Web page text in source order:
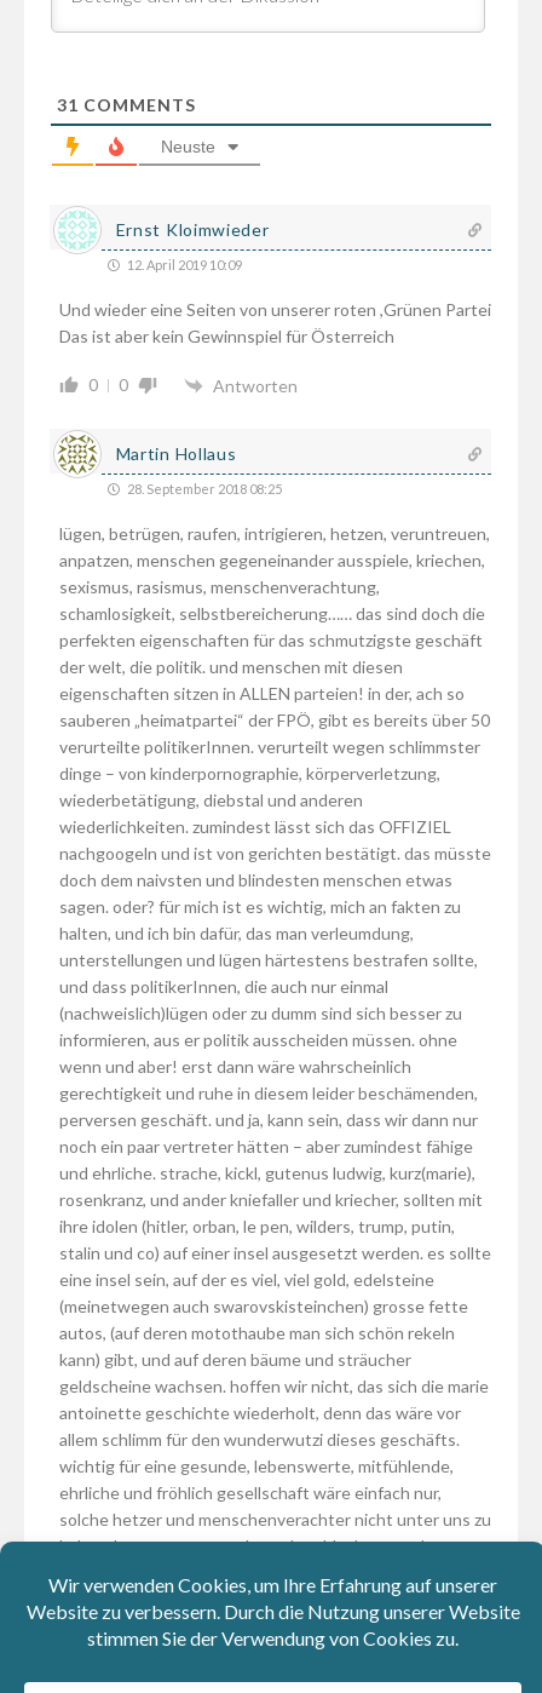
31 COMMENTS
Neuste
Ernst Kloimwieder
12. April 2019 10:09
Und wieder eine Seiten von unserer roten ,Grünen Partei
Das ist aber kein Gewinnspiel für Österreich
0 0 Antworten
Martin Hollaus
28. September 2018 08:25
lügen, betrügen, raufen, intrigieren, hetzen, veruntreuen,
anpatzen, menschen gegeneinander ausspiele, kriechen,
sexismus, rasismus, menschenverachtung,
schamlosigkeit, selbstbereicherung…… das sind doch die
perfekten eigenschaften für das schmutzigste geschäft
der welt, die politik. und menschen mit diesen
eigenschaften sitzen in ALLEN parteien! in der, ach so
sauberen „heimatpartei“ der FPÖ, gibt es bereits über 50
verurteilte politikerInnen. verurteilt wegen schlimmster
dinge – von kinderpornographie, körperverletzung,
wiederbetätigung, diebstal und anderen
wiederlichkeiten. zumindest lässt sich das OFFIZIEL
nachgoogeln und ist von gerichten bestätigt. das müsste
doch dem naivsten und blindesten menschen etwas
sagen. oder? für mich ist es wichtig, mich an fakten zu
halten, und ich bin dafür, das man verleumdung,
unterstellungen und lügen härtestens bestrafen sollte,
und dass politikerInnen, die auch nur einmal
(nachweislich)lügen oder zu dumm sind sich besser zu
informieren, aus er politik ausscheiden müssen. ohne
wenn und aber! erst dann wäre wahrscheinlich
gerechtigkeit und ruhe in diesem leider beschämenden,
perversen geschäft. und ja, kann sein, dass wir dann nur
noch ein paar vertreter hätten – aber zumindest fähige
und ehrliche. strache, kickl, gutenus ludwig, kurz(marie),
rosenkranz, und ander kniefaller und kriecher, sollten mit
ihre idolen (hitler, orban, le pen, wilders, trump, putin,
stalin und co) auf einer insel ausgesetzt werden. es sollte
eine insel sein, auf der es viel, viel gold, edelsteine
(meinetwegen auch swarovskisteinchen) grosse fette
autos, (auf deren motothaube man sich schön rekeln
kann) gibt, und auf deren bäume und sträucher
geldscheine wachsen. hoffen wir nicht, das sich die marie
antoinette geschichte wiederholt, denn das wäre vor
allem schlimm für den wunderwutzi dieses geschäfts.
wichtig für eine gesunde, lebenswerte, mitfühlende,
ehrliche und fröhlich gesellschaft wäre einfach nur,
solche hetzer und menschenverachter nicht unter uns zu
haben. besser gutmenschen, als schlechtmenschen.
DAS SEINE! es lebe die liebe!
1 0 Antworten